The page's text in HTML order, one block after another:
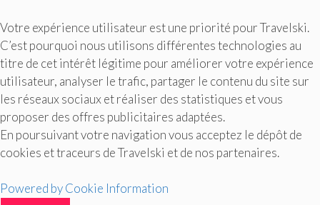
Votre expérience utilisateur est une priorité pour Travelski.
C’est pourquoi nous utilisons différentes technologies au
titre de cet intérêt légitime pour améliorer votre expérience
utilisateur, analyser le trafic, partager le contenu du site sur
les réseaux sociaux et réaliser des statistiques et vous
proposer des offres publicitaires adaptées.
En poursuivant votre navigation vous acceptez le dépôt de
cookies et traceurs de Travelski et de nos partenaires.
Powered by Cookie Information